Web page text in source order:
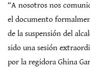
“A nosotros nos
el documento
de la suspensión del
sido una sesión
por la regidora Ghina